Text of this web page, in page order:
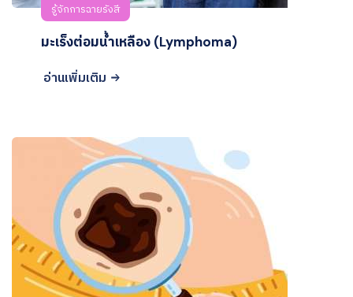
รู้จักการฉายรังสี
มะเร็งต่อมน้ำเหลือง (Lymphoma)
อ่านเพิ่มเติม